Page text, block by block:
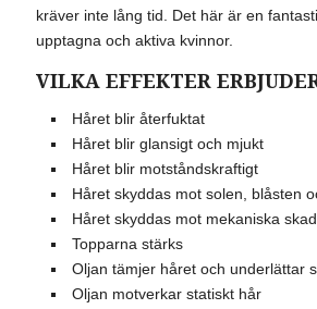
kräver inte lång tid. Det här är en
upptagna och aktiva kvinnor.
VILKA EFFEKTER
Håret blir återfuktat
Håret blir glansigt och mjukt
Håret blir motståndskraftigt
Håret skyddas mot solen, blåsten
Håret skyddas mot mekaniska
Topparna stärks
Oljan tämjer håret och underlättar
Oljan motverkar statiskt hår